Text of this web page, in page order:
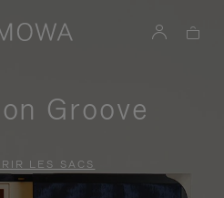
Groove
LES SACS